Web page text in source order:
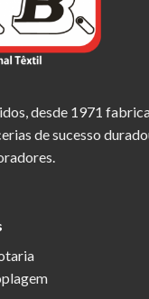
desde 1971
de sucesso